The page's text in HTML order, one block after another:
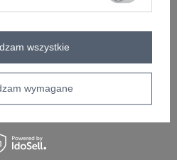
wymagane
wszystkie